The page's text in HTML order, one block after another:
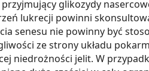
glikozydy
lukrecji powinni
senesu nie powinny być
ze strony układu
niedrożności jelit. W